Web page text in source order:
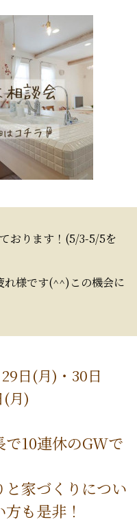
おります！(5/3-5/5を
れ様です(^^)この機会に
日(月)・30日
(月)
10連休のGWで
と家づくりについ
も是非！